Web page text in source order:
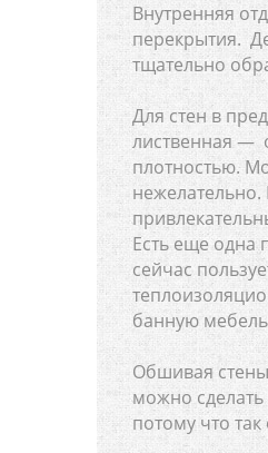
Внутренняя
перекрытия.
тщательно
Для стен в
лиственная —
плотностью.
нежелательно.
Есть еще одна
сейчас
банную
Обшивая
можно
потому что